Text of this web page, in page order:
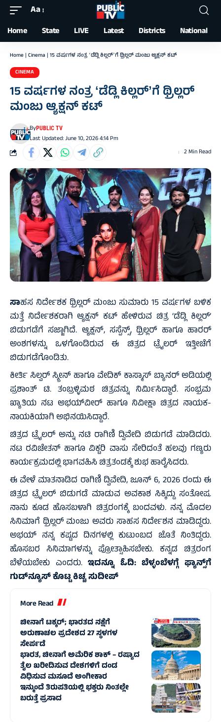
Font
Resizer
Aa
Home State LIVE Latest Districts National
Home | Cinema | 15 ವರ್ಷಗಳ ನಂತ್ರ ʻಡೆಡ್ಲಿ ಕಿಲ್ಲರ್‌ʼಗೆ ಥ್ರಿಲ್ಲರ್ ಮಂಜು ಆ್ಯಕ್ಷನ್ ಕಟ್
CINEMA
15 ವರ್ಷಗಳ ನಂತ್ರ ʻಡೆಡ್ಲಿ ಕಿಲ್ಲರ್‌ʼಗೆ ಥ್ರಿಲ್ಲರ್
ಮಂಜು ಆ್ಯಕ್ಷನ್ ಕಟ್
Last Updated: June 10, 2026 4:14 Pm
ByPUBLIC TV
2 Min Read
ಸಾಹಸ ನಿರ್ದೇಶಕ ಥ್ರಿಲ್ಲರ್ ಮಂಜು ಸುಮಾರು 15 ವರ್ಷಗಳ ಬಳಿಕ
ಮತ್ತೆ ನಿರ್ದೇಶಕರಾಗಿ ಆ್ಯಕ್ಷನ್ ಕಟ್ ಹೇಳಿರುವ ಚಿತ್ರ ‘ಡೆಡ್ಲಿ ಕಿಲ್ಲರ್’
ಬಿಡುಗಡೆಗೆ ಸಜ್ಜಾಗಿದೆ. ಆ್ಯಕ್ಷನ್, ಸಸ್ಪೆನ್ಸ್, ಥ್ರಿಲ್ಲರ್ ಹಾಗೂ ಹಾರರ್
ಅಂಶಗಳನ್ನು ಒಳಗೊಂಡಿರುವ ಈ ಚಿತ್ರದ ಟ್ರೈಲರ್ ಇತ್ತೀಚೆಗೆ
ಬಿಡುಗಡೆಗೊಂಡಿತು.
ಕೀರ್ತಿ ಸಿಲ್ವರ್ ಸ್ಕ್ರೀನ್ ಹಾಗೂ ವೇದಿಕ್ ಕಾಸ್ಮಾಸ್ ಬ್ಯಾನರ್ ಅಡಿಯಲ್ಲಿ
ಪ್ರಶಾಂತ್ ಟಿ. ತಂಬ್ರಳ್ಳಿಮಠ ಚಿತ್ರವನ್ನು ನಿರ್ಮಿಸಿದ್ದಾರೆ. ಸಂಭ್ರಮ
ಖ್ಯಾತಿಯ ನಟ ಅಭಯ್‌ವೀರ್ ಹಾಗೂ ನಿವೀಕ್ಷಾ ಚಿತ್ರದ ನಾಯಕ-
ನಾಯಕಿಯಾಗಿ ಅಭಿನಯಿಸಿದ್ದಾರೆ.
ಚಿತ್ರದ ಟ್ರೈಲರ್ ಅನ್ನು ನಟಿ ರಾಗಿಣಿ ದ್ವಿವೇದಿ ಬಿಡುಗಡೆ ಮಾಡಿದರು.
ನಟ ರವಿಚೇತನ್ ಹಾಗೂ ವಿಕ್ಟರಿ ವಾಸು ಸೇರಿದಂತೆ ಹಲವು ಗಣ್ಯರು
ಕಾರ್ಯಕ್ರಮದಲ್ಲಿ ಭಾಗವಹಿಸಿ ಚಿತ್ರತಂಡಕ್ಕೆ ಶುಭ ಹಾರೈಸಿದರು.
ಈ ವೇಳೆ ಮಾತನಾಡಿದ ರಾಗಿಣಿ ದ್ವಿವೇದಿ, ಜೂನ್ 6, 2026 ರಂದು ಈ
ಚಿತ್ರದ ಟ್ರೈಲರ್ ಬಿಡುಗಡೆ ಮಾಡುವ ಅವಕಾಶ ಸಿಕ್ಕಿದ್ದು ಸಂತೋಷ.
ನಾನು ಕೂಡ ಹೊಸಬಳಾಗಿ ಚಿತ್ರರಂಗಕ್ಕೆ ಬಂದವಳು. ನನ್ನ ಮೊದಲ
ಸಿನಿಮಾಗೆ ಥ್ರಿಲ್ಲರ್ ಮಂಜು ಅವರು ಸಾಹಸ ನಿರ್ದೇಶನ ಮಾಡಿದ್ದರು.
ಅಭಯ್ ನನ್ನ ಕಷ್ಟದ ದಿನಗಳಲ್ಲಿ ಕುಟುಂಬದ ಜೊತೆ ನಿಂತಿದ್ದರು.
ಹೊಸಬರ ಸಿನಿಮಾಗಳನ್ನು ಪ್ರೋತ್ಸಾಹಿಸಬೇಕು. ಕನ್ನಡ ಚಿತ್ರರಂಗ
ಬೆಳೆಯಬೇಕು ಎಂದರು.ಇದನ್ನೂ ಓದಿ:ಬೆಳ್ಳಂಬೆಳಗ್ಗೆ ಫ್ಯಾನ್ಸ್‌ಗೆ
ಗುಡ್‌ನ್ಯೂಸ್ ಕೊಟ್ಟ ಕಿಚ್ಚ ಸುದೀಪ್
More Read
ಚೀನಾಗೆ ಟಕ್ಕರ್‌; ಭಾರತದ ನಕ್ಷೆಗೆ
ಅರುಣಾಚಲ ಪ್ರದೇಶದ 27 ಸ್ಥಳಗಳ
ಸೇರ್ಪಡೆ
ಭಾರತ, ಚೀನಾಗೆ ಅಮೆರಿಕ ಶಾಕ್‌ – ರಷ್ಯಾದ
ತೈಲ ಖರೀದಿಸುವ ದೇಶಗಳಿಗೆ ದಂಡ
ವಿಧಿಸುವ ಮಸೂದೆ ಅಂಗೀಕಾರ
ಇನ್ಮುಂದೆ ತಿರುಪತಿಯಲ್ಲಿ ಭಕ್ತರು ನಿಂತಲ್ಲೇ
ಬರುತ್ತೆ ಪ್ರಸಾದ